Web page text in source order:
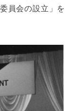
員会の設立」を